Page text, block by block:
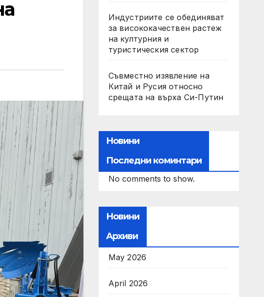
Индустриите се обединяват
за висококачествен растеж
на културния и
туристическия сектор
Съвместно изявление на
Китай и Русия относно
срещата на върха Си-Путин
Новини
Последни коминтари
No comments to show.
Новини
Архиви
May 2026
April 2026